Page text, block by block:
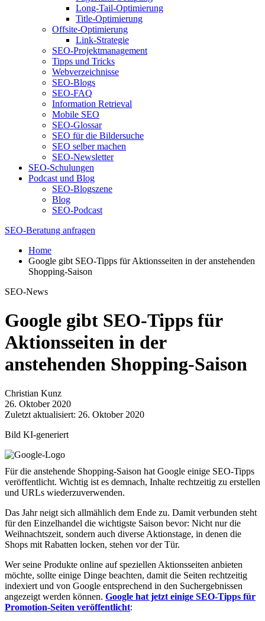
Long-Tail-Optimierung
Title-Optimierung
Offsite-Optimierung
Link-Strategie
SEO-Projektmanagement
Tipps und Tricks
Webverzeichnisse
SEO-Blogs
SEO-FAQ
Information Retrieval
Mobile SEO
SEO-Glossar
SEO für die Bildersuche
SEO selber machen
SEO-Newsletter
SEO-Schulungen
Podcast und Blog
SEO-Blogszene
Blog
SEO-Podcast
SEO-Beratung anfragen
Home
Google gibt SEO-Tipps für Aktionsseiten in der anstehenden
Shopping-Saison
SEO-News
Google gibt SEO-Tipps für
Aktionsseiten in der
anstehenden Shopping-Saison
Christian Kunz
26. Oktober 2020
Zuletzt aktualisiert: 26. Oktober 2020
Bild KI-generiert
Für die anstehende Shopping-Saison hat Google einige SEO-Tipps
veröffentlicht. Wichtig ist es demnach, Inhalte rechtzeitig zu erstellen
und URLs wiederzuverwenden.
Das Jahr neigt sich allmählich dem Ende zu. Damit verbunden steht
für den Einzelhandel die wichtigste Saison bevor: Nicht nur die
Weihnachtszeit, sondern auch diverse Aktionstage, in denen die
Shops mit Rabatten locken, stehen vor der Tür.
Wer seine Produkte online auf speziellen Aktionsseiten anbieten
möchte, sollte einige Dinge beachten, damit die Seiten rechtzeitig
indexiert und von Google entsprechend in den Suchergebnissen
angezeigt werden können. Google hat jetzt einige SEO-Tipps für
Promotion-Seiten veröffentlicht: